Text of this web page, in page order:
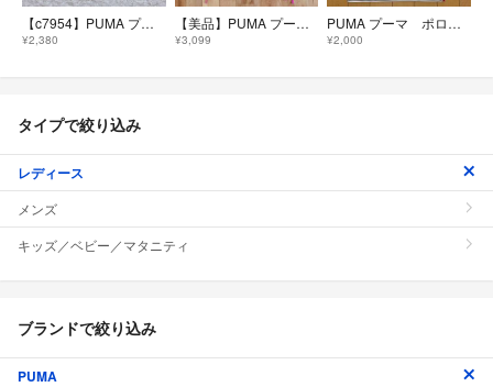
【c7954】PUMA プーマ ポロシャツ 半袖 オレンジ ゴルフ
¥2,380
【美品】PUMA プーマ 半袖ポロシャツ プーマキャットロゴ ゴルフ テニス M
¥3,099
PUMA プーマ ポロシャツ 半袖 ボーダー ホワイト Mサイズ
¥2,000
タイプで絞り込み
レディース
メンズ
キッズ／ベビー／マタニティ
ブランドで絞り込み
PUMA